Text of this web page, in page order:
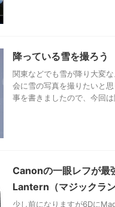
降っている雪を撮ろう
関東などでも雪が降り大変
会に雪の写真を撮りたいと
事を書きましたので、今回
Canonの一眼レフが最
Lantern（マジックラ
少し前になりますが6Dに